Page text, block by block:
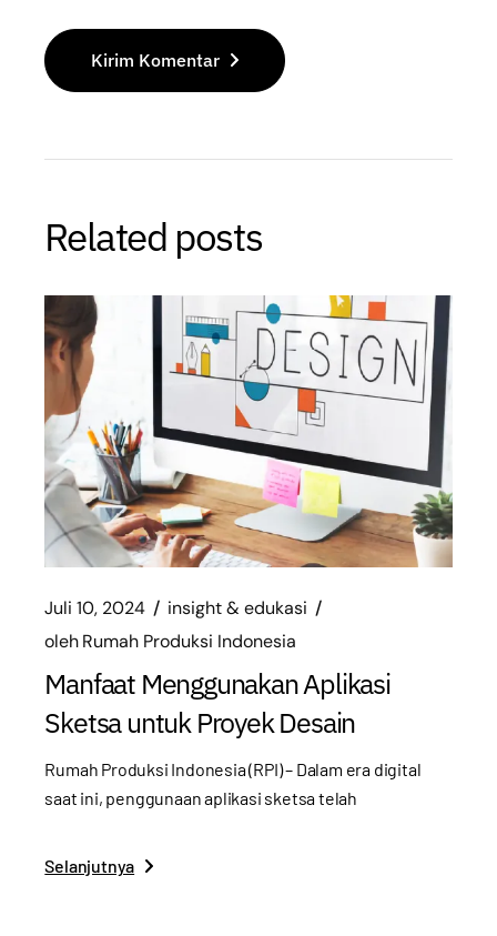
Kirim Komentar
Related posts
Juli 10, 2024
insight & edukasi
olehRumah Produksi Indonesia
Manfaat Menggunakan Aplikasi
Sketsa untuk Proyek Desain
Rumah Produksi Indonesia (RPI) – Dalam era digital
saat ini, penggunaan aplikasi sketsa telah
Selanjutnya